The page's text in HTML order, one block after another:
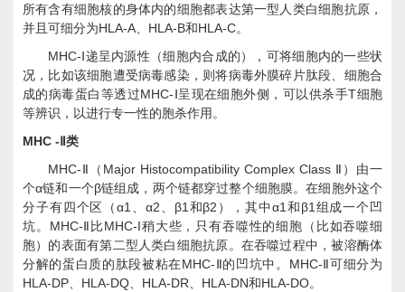
所有含有细胞核的身体内的细胞都表达第一型人类白细胞抗原，
并且可细分为HLA-A、 HLA-B和 HLA-C。
MHC- Ⅰ递呈内源性（细胞内合成的），可将细胞内的一些状
况，比如该细胞遭受病毒感染，则将病毒外膜碎片肽段、细胞合
成的病毒蛋白等透过MHC- Ⅰ呈现在细胞外侧，可以供杀手T细胞
等辨识，以进行专一性的胞杀作用。
MHC - Ⅱ类
MHC- Ⅱ（ Major Histocompatibility Complex Class
Ⅱ）由一
个α链和一个β链组成，两个链都穿过整个细胞膜。在细胞外这个
分子有四个区（α1 、 α2 、 β1 和 β2 ），其中 α1 和 β1 组成一个凹
坑。 MHC- Ⅱ比 MHC-I稍大些，只有吞噬性的细胞（比如吞噬细
胞）的表面有第二型人类白细胞抗原。在吞噬过程中，被溶酶体
分解的蛋白质的肽段被粘在MHC- Ⅱ的凹坑中。 MHC- Ⅱ可细分为
HLA-DP、 HLA-DQ、 HLA-DR、 HLA-DN和 HLA-DO。